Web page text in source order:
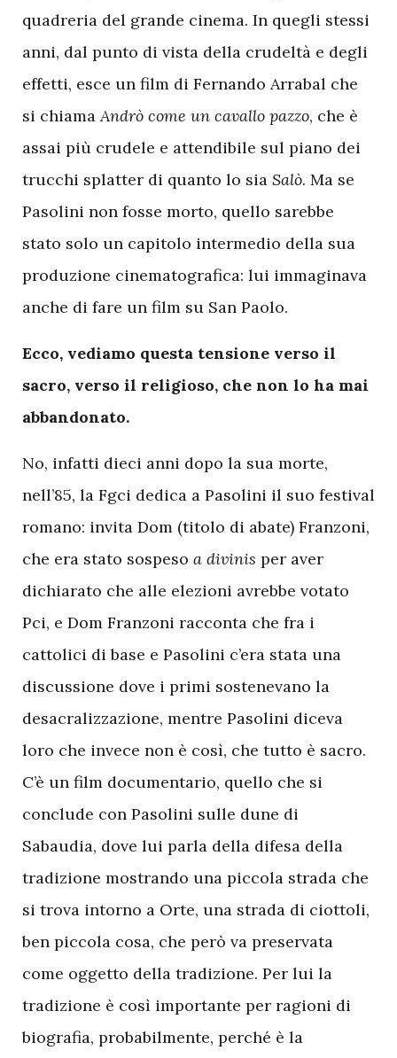
quadreria del grande cinema. In quegli stessi
anni, dal punto di vista della crudeltà e degli
effetti, esce un film di Fernando Arrabal che
si chiamaAndrò come un cavallo pazzo, che è
assai più crudele e attendibile sul piano dei
trucchi splatter di quanto lo sia Salò. Ma se
Pasolini non fosse morto, quello sarebbe
stato solo un capitolo intermedio della sua
produzione cinematografica: lui immaginava
anche di fare un film su San Paolo.
Ecco, vediamo questa tensione verso il
sacro, verso il religioso, che non lo ha mai
abbandonato.
No, infatti dieci anni dopo la sua morte,
nell’85, la Fgci dedica a Pasolini il suo festival
romano: invita Dom (titolo di abate) Franzoni,
che era stato sospeso a divinis per aver
dichiarato che alle elezioni avrebbe votato
Pci, e Dom Franzoni racconta che fra i
cattolici di base e Pasolini c’era stata una
discussione dove i primi sostenevano la
desacralizzazione, mentre Pasolini diceva
loro che invece non è così, che tutto è sacro.
C’è un film documentario, quello che si
conclude con Pasolini sulle dune di
Sabaudia, dove lui parla della difesa della
tradizione mostrando una piccola strada che
si trova intorno a Orte, una strada di ciottoli,
ben piccola cosa, che però va preservata
come oggetto della tradizione. Per lui la
tradizione è così importante per ragioni di
biografia, probabilmente, perché è la